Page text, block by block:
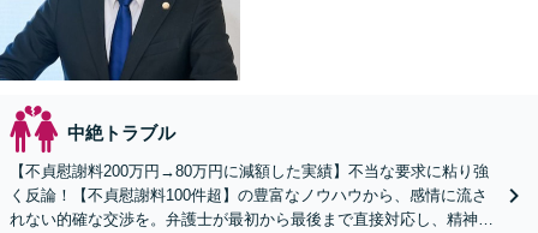
中絶トラブル
【不貞慰謝料200万円→80万円に減額した実績】不当な要求に粘り強
く反論！【不貞慰謝料100件超】の豊富なノウハウから、感情に流さ
れない的確な交渉を。弁護士が最初から最後まで直接対応し、精神的